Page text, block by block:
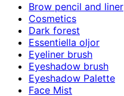
Brow pencil and liner
Cosmetics
Dark forest
Essentiella oljor
Eyeliner brush
Eyeshadow brush
Eyeshadow Palette
Face Mist